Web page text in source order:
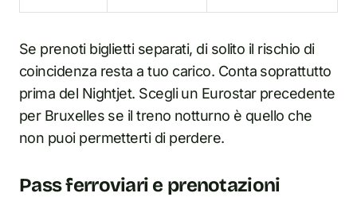
Se prenoti biglietti separati, di solito il rischio di
coincidenza resta a tuo carico. Conta soprattutto
prima del Nightjet. Scegli un Eurostar precedente
per Bruxelles se il treno notturno è quello che
non puoi permetterti di perdere.
Pass ferroviari e prenotazioni